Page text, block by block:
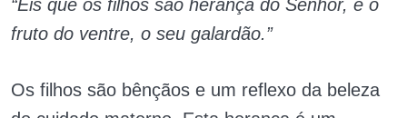
“Eis que os filhos são herança do Senhor, e o
fruto do ventre, o seu galardão.”
Os filhos são bênçãos e um reflexo da beleza